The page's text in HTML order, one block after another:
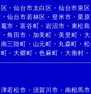
・仙台市太白区 ・ 仙台市泉区
・仙台市若林区 ・登米市 ・栗
市 ・富谷町 ・岩沼市 ・ 東松
・角田市 ・ 加美町 ・ 美里町 ・
南三陸町 ・ 山元町 ・ 丸森町 ・
・大郷町 ・色麻町 ・ 大衡村 ・
若松市 ・ 須賀川市 ・ 南相馬市